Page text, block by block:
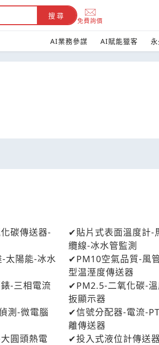
搜尋
免費詢價
AI業務參謀 AI賦能獵客
碳傳送器-
貼片式表面溫度計-
纜線-冰水管監測
太陽能-冰水
PM10空氣品質-風
型温溼度傳送器
-三相電流
PM2.5-二氧化碳-
扳顯示器
測-微電腦
信號分配器-電流-
離傳送器
圓頭熱電
投入式液位計傳送